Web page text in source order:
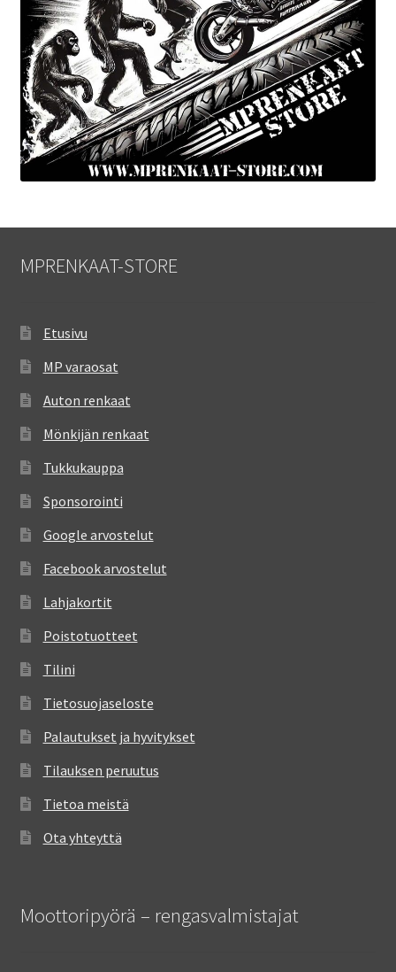
MPRENKAAT-STORE
Etusivu
MP varaosat
Auton renkaat
Mönkijän renkaat
Tukkukauppa
Sponsorointi
Google arvostelut
Facebook arvostelut
Lahjakortit
Poistotuotteet
Tilini
Tietosuojaseloste
Palautukset ja hyvitykset
Tilauksen peruutus
Tietoa meistä
Ota yhteyttä
Moottoripyörä – rengasvalmistajat